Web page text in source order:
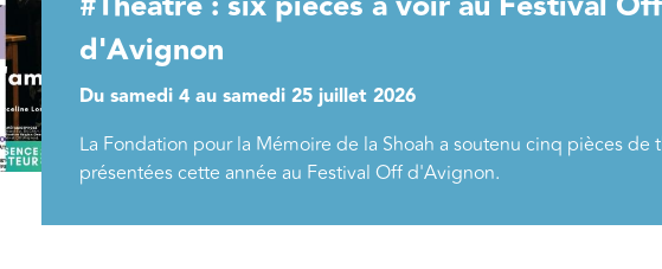
d'Avignon
Du samedi 4 au samedi 25 juillet 2026
La Fondation pour la Mémoire de la Shoah a soutenu cinq pièces de
présentées cette année au Festival Off d'Avignon.